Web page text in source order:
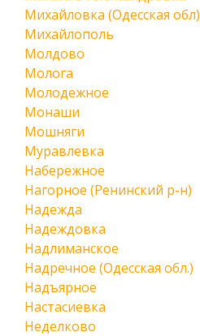
Михайловка (Одесская обл)
Михайлополь
Молдово
Молога
Молодежное
Монаши
Мошняги
Муравлевка
Набережное
Нагорное (Ренинский р-н)
Надежда
Надеждовка
Надлиманское
Надречное (Одесская обл.)
Надъярное
Настасиевка
Неделково